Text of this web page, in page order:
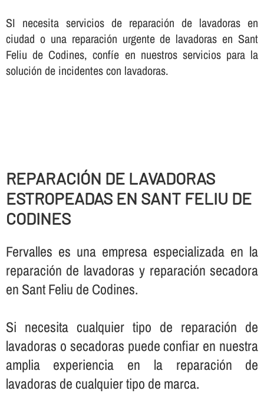
SI necesita servicios de reparación de lavadoras en
ciudad o una reparación urgente de lavadoras en Sant
Feliu de Codines, confí­e en nuestros servicios para la
solución de incidentes con lavadoras.
REPARACIÓN DE LAVADORAS
ESTROPEADAS EN SANT FELIU DE
CODINES
Fervalles es una empresa especializada en la
reparación de lavadoras y reparación secadora
en Sant Feliu de Codines.
Si necesita cualquier tipo de reparación de
lavadoras o secadoras puede confiar en nuestra
amplia experiencia en la reparación de
lavadoras de cualquier tipo de marca.